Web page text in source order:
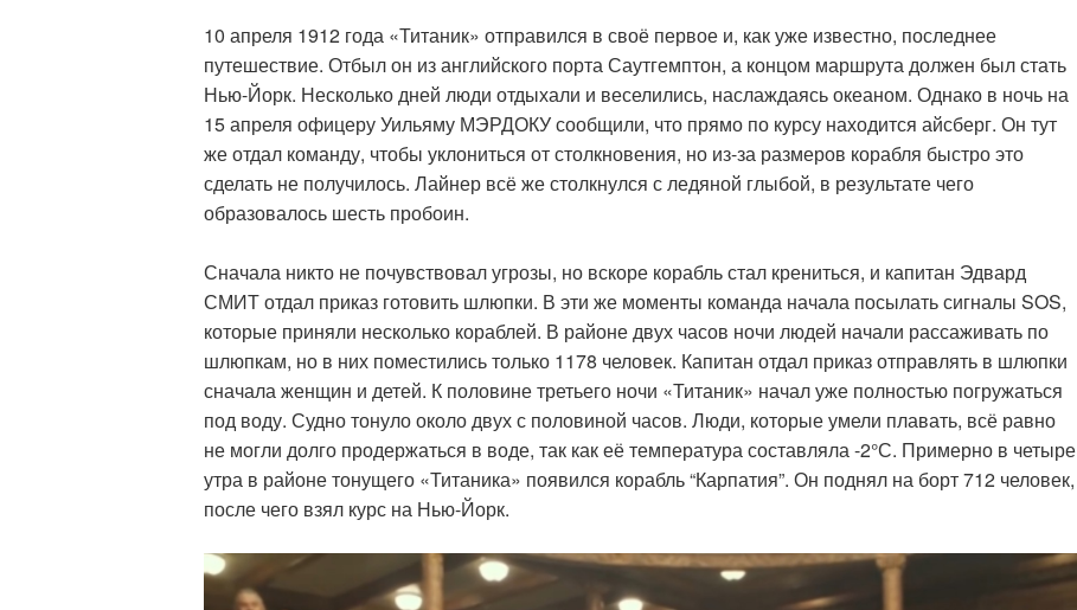
10 апреля 1912 года «Титаник» отправился в своё первое и, как уже известно, последнее
путешествие. Отбыл он из английского порта Саутгемптон, а концом маршрута должен был стать
Нью-Йорк. Несколько дней люди отдыхали и веселились, наслаждаясь океаном. Однако в ночь на
15 апреля офицеру Уильяму МЭРДОКУ сообщили, что прямо по курсу находится айсберг. Он тут
же отдал команду, чтобы уклониться от столкновения, но из-за размеров корабля быстро это
сделать не получилось. Лайнер всё же столкнулся с ледяной глыбой, в результате чего
образовалось шесть пробоин.
Сначала никто не почувствовал угрозы, но вскоре корабль стал крениться, и капитан Эдвард
СМИТ отдал приказ готовить шлюпки. В эти же моменты команда начала посылать сигналы SOS,
которые приняли несколько кораблей. В районе двух часов ночи людей начали рассаживать по
шлюпкам, но в них поместились только 1178 человек. Капитан отдал приказ отправлять в шлюпки
сначала женщин и детей. К половине третьего ночи «Титаник» начал уже полностью погружаться
под воду. Судно тонуло около двух с половиной часов. Люди, которые умели плавать, всё равно
не могли долго продержаться в воде, так как её температура составляла -2°С. Примерно в четыре
утра в районе тонущего «Титаника» появился корабль “Карпатия”. Он поднял на борт 712 человек,
после чего взял курс на Нью-Йорк.